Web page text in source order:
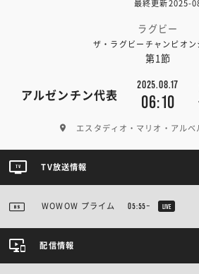
最終更新2025-
ラグビー
ザ・ラグビーチャンピオン
第1節
アルゼンチン代表
2025.08.17
06:10
エスタディオ・マリオ・アルベ
TV放送情報
WOWOW プライム 05:55~ LIVE
配信情報